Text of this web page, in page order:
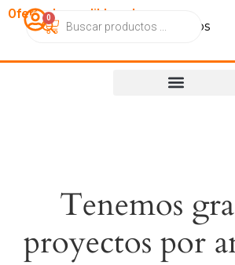
OfertasImperdibles.cl
CatálogoContactoNosotros
0
Tenemos
proyectos por